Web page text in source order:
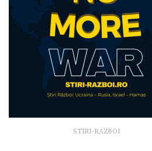
STIRI-RAZBOI